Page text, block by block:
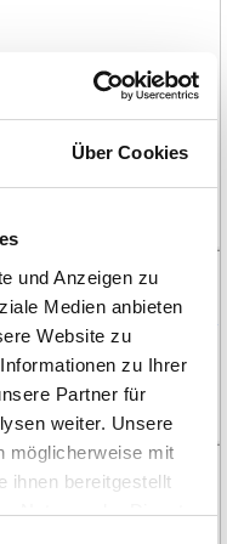
Über Cookies
und Anzeigen zu
Medien anbieten
Website zu
zu Ihrer
Partner für
weiter. Unsere
möglicherweise mit
ihnen bereitgestellt
Nutzung der Dienste
|Blumen|Hunde &
|Wassertropfen
das Zeichnen von Hunden